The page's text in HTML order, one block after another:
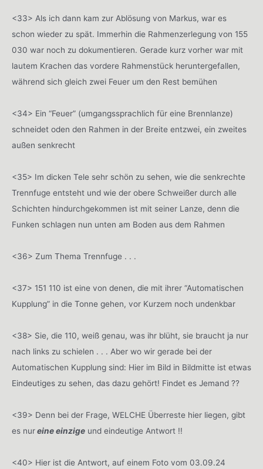
<33> Als ich dann kam zur Ablösung von Markus, war es
schon wieder zu spät. Immerhin die Rahmenzerlegung von 155
030 war noch zu dokumentieren. Gerade kurz vorher war mit
lautem Krachen das vordere Rahmenstück heruntergefallen,
während sich gleich zwei Feuer um den Rest bemühen
<34> Ein “Feuer” (umgangssprachlich für eine Brennlanze)
schneidet oden den Rahmen in der Breite entzwei, ein zweites
außen senkrecht
<35> Im dicken Tele sehr schön zu sehen, wie die senkrechte
Trennfuge entsteht und wie der obere Schweißer durch alle
Schichten hindurchgekommen ist mit seiner Lanze, denn die
Funken schlagen nun unten am Boden aus dem Rahmen
<36> Zum Thema Trennfuge . . .
<37> 151 110 ist eine von denen, die mit ihrer “Automatischen
Kupplung” in die Tonne gehen, vor Kurzem noch undenkbar
<38> Sie, die 110, weiß genau, was ihr blüht, sie braucht ja nur
nach links zu schielen . . . Aber wo wir gerade bei der
Automatischen Kupplung sind: Hier im Bild in Bildmitte ist etwas
Eindeutiges zu sehen, das dazu gehört! Findet es Jemand ??
<39> Denn bei der Frage, WELCHE Überreste hier liegen, gibt
es nureine einzige und eindeutige Antwort !!
<40> Hier ist die Antwort, auf einem Foto vom 03.09.24